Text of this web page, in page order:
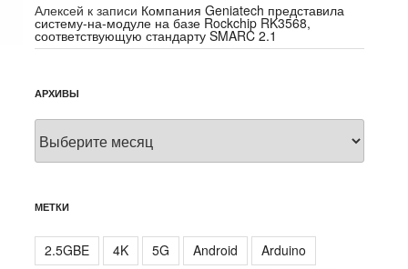
Алексей к записи Компания Geniatech представила
систему-на-модуле на базе Rockchip RK3568,
соответствующую стандарту SMARC 2.1
АРХИВЫ
Архивы
МЕТКИ
2.5GBE 4K 5G Android
Arduino